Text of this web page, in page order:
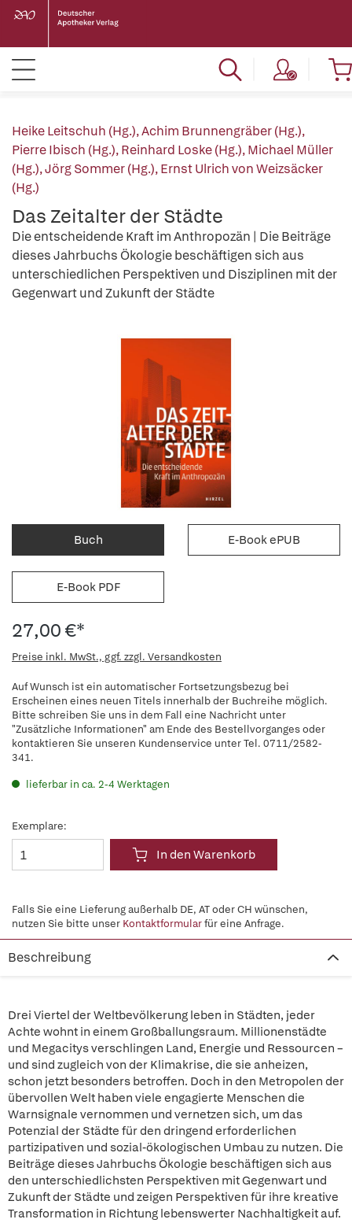
Heike Leitschuh (Hg.),Achim Brunnengräber (Hg.),
Pierre Ibisch (Hg.),Reinhard Loske (Hg.),Michael Müller
(Hg.),Jörg Sommer (Hg.),Ernst Ulrich von Weizsäcker
(Hg.)
Das Zeitalter der Städte
Die entscheidende Kraft im Anthropozän | Die Beiträge
dieses Jahrbuchs Ökologie beschäftigen sich aus
unterschiedlichen Perspektiven und Disziplinen mit der
Gegenwart und Zukunft der Städte
Buch E-Book ePUB
E-Book PDF
27,00 €*
Preise inkl. MwSt., ggf. zzgl. Versandkosten
Auf Wunsch ist ein automatischer Fortsetzungsbezug bei
Erscheinen eines neuen Titels innerhalb der Buchreihe möglich.
Bitte schreiben Sie uns in dem Fall eine Nachricht unter
"Zusätzliche Informationen" am Ende des Bestellvorganges oder
kontaktieren Sie unseren Kundenservice unter Tel. 0711/2582-
341.
lieferbar in ca. 2-4 Werktagen
Exemplare:
In den Warenkorb
Falls Sie eine Lieferung außerhalb DE, AT oder CH wünschen,
nutzen Sie bitte unser Kontaktformularfür eine Anfrage.
Beschreibung
Drei Viertel der Weltbevölkerung leben in Städten, jeder
Achte wohnt in einem Großballungsraum. Millionenstädte
und Megacitys verschlingen Land, Energie und Ressourcen –
und sind zugleich von der Klimakrise, die sie anheizen,
schon jetzt besonders betroffen. Doch in den Metropolen der
übervollen Welt haben viele engagierte Menschen die
Warnsignale vernommen und vernetzen sich, um das
Potenzial der Städte für den dringend erforderlichen
partizipativen und sozial-ökologischen Umbau zu nutzen. Die
Beiträge dieses Jahrbuchs Ökologie beschäftigen sich aus
den unterschiedlichsten Perspektiven mit Gegenwart und
Zukunft der Städte und zeigen Perspektiven für ihre kreative
Transformation in Richtung lebenswerter Nachhaltigkeit auf.